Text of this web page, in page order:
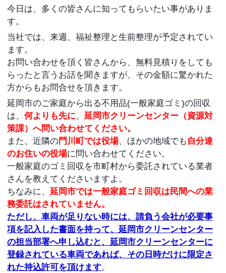
今日は、多くの皆さんに知ってもらいたい事がありま
す。
当社では、来週、福祉整理と生前整理が予定されてい
ます。
お問い合わせを頂く皆さんから、無料見積りをしても
らったと言うお話を聞きますが、その金額に驚かれた
方からもお問合せを頂きます。
延岡市のご家庭から出る不用品(一般家庭ゴミ)の回収
は、 何よりも先に、 延岡市クリーンセンター（資源対
策課）へ問い合わせてください。
また、近隣の門川町では役場、ほかの地域でも 自分達
のお住いの役場に問い合わせてください。
一般家庭のゴミ回収を市町村から委託されている業者
さんを教えてくださいますよ。
ちなみに、 延岡市では一般家庭ゴミ回収は民間への業
務委託はされていません。
ただし、車両が足りない時には、請負う会社が必要事
項を記入した書面を持って、延岡市クリーンセンター
の担当部署へ申し込むと、延岡市クリーンセンターに
登録されている車両であれば、その日時だけに限定さ
れた持込許可を頂けます。